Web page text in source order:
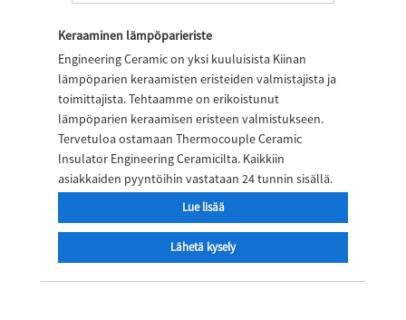
Keraaminen lämpöparieriste
Engineering Ceramic on yksi kuuluisista Kiinan
lämpöparien keraamisten eristeiden valmistajista ja
toimittajista. Tehtaamme on erikoistunut
lämpöparien keraamisen eristeen valmistukseen.
Tervetuloa ostamaan Thermocouple Ceramic
Insulator Engineering Ceramicilta. Kaikkiin
asiakkaiden pyyntöihin vastataan 24 tunnin sisällä.
Lue lisää
Lähetä kysely